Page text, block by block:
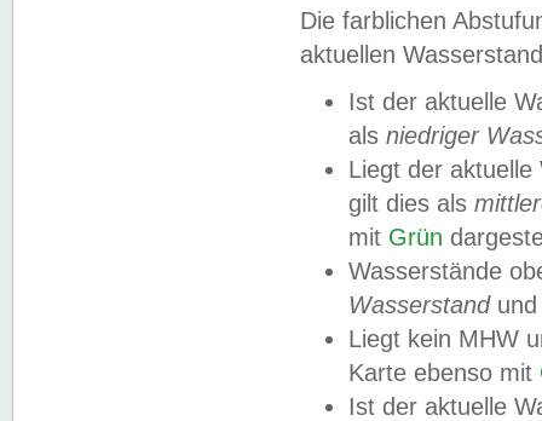
Die farblichen
aktuellen
Ist der aktuelle
als niedriger
Liegt der
gilt dies als
mit Grün
Wasserstände
Wasserstandund
Liegt kein MHW
Karte ebenso mit
Ist der aktuelle